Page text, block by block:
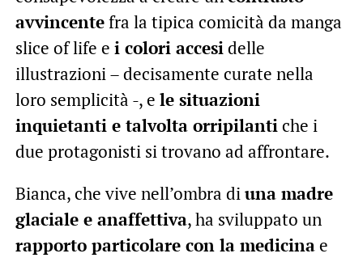
avvincentefra la tipica comicità da manga
slice of life e i colori accesidelle
illustrazioni – decisamente curate nella
loro semplicità -, e le situazioni
inquietanti e talvolta orripilantiche i
due protagonisti si trovano ad affrontare.
Bianca, che vive nell’ombra diuna madre
glaciale e anaffettiva, ha sviluppato un
rapporto particolare con la medicinae